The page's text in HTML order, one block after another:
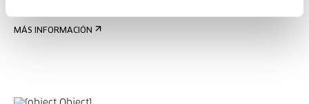
MÁS INFORMACIÓN